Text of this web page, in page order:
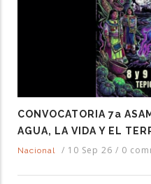
CONVOCATORIA 7a
AGUA, LA VIDA Y EL
Nacional / 10 Sep 26 / 0